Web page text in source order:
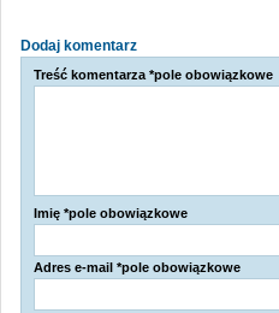
Dodaj komentarz
Treść komentarza *pole obowiązkowe
Imię *pole obowiązkowe
Adres e-mail *pole obowiązkowe